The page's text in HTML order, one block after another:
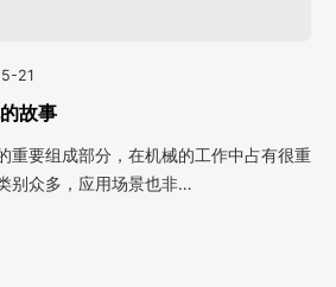
21
故事
重要组成部分，在机械的工作中占有很重
别众多，应用场景也非…